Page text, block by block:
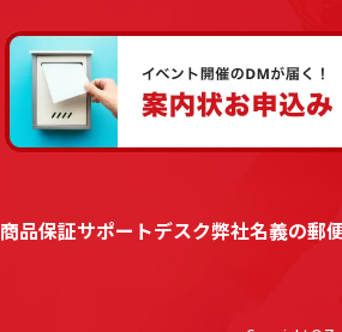
商品保証サポートデスク弊社名義の郵